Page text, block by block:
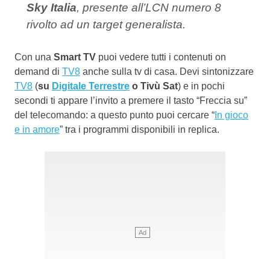
Sky Italia, presente all’LCN numero 8
rivolto ad un target generalista.
Con una Smart TV puoi vedere tutti i contenuti on
demand di TV8 anche sulla tv di casa. Devi sintonizzare
TV8 (su Digitale Terrestre o Tivù Sat) e in pochi
secondi ti appare l’invito a premere il tasto “Freccia su”
del telecomando: a questo punto puoi cercare “ In gioco
e in amore” tra i programmi disponibili in replica.